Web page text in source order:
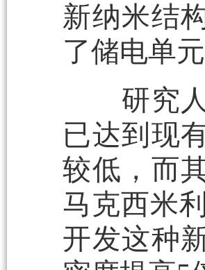
新纳米结
了储电单
研究人
已达到现
较低，而
马克西米
开发这种